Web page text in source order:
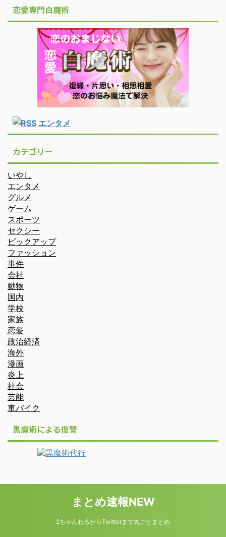
恋愛専門白魔術
エンタメ
カテゴリー
いやし
エンタメ
グルメ
ゲーム
スポーツ
セクシー
ピックアップ
ファッション
事件
会社
動物
国内
学校
家族
恋愛
政治経済
海外
漫画
炎上
社会
芸能
車バイク
黒魔術による復讐
まとめ速報NEW
2ちゃんねるからTwitterまで丸ごとまとめ